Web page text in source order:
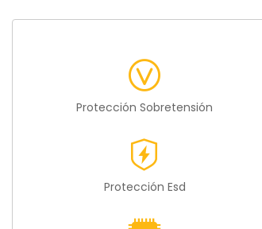
Protección Sobretensión
Protección Esd